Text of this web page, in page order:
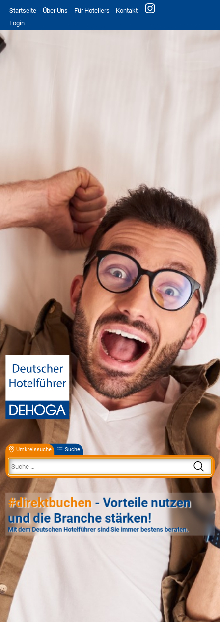
Startseite Über Uns Für Hoteliers
Kontakt
Login
Umkreissuche Suche
#direktbuchen - Vorteile nutzen
und die Branche stärken!
Mit dem Deutschen Hotelführer sind Sie immer bestens beraten.